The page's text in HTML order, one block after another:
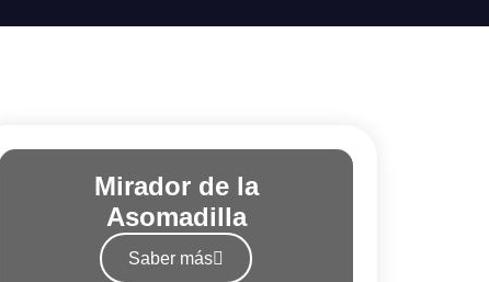
Mirador de la
Asomadilla
Saber más